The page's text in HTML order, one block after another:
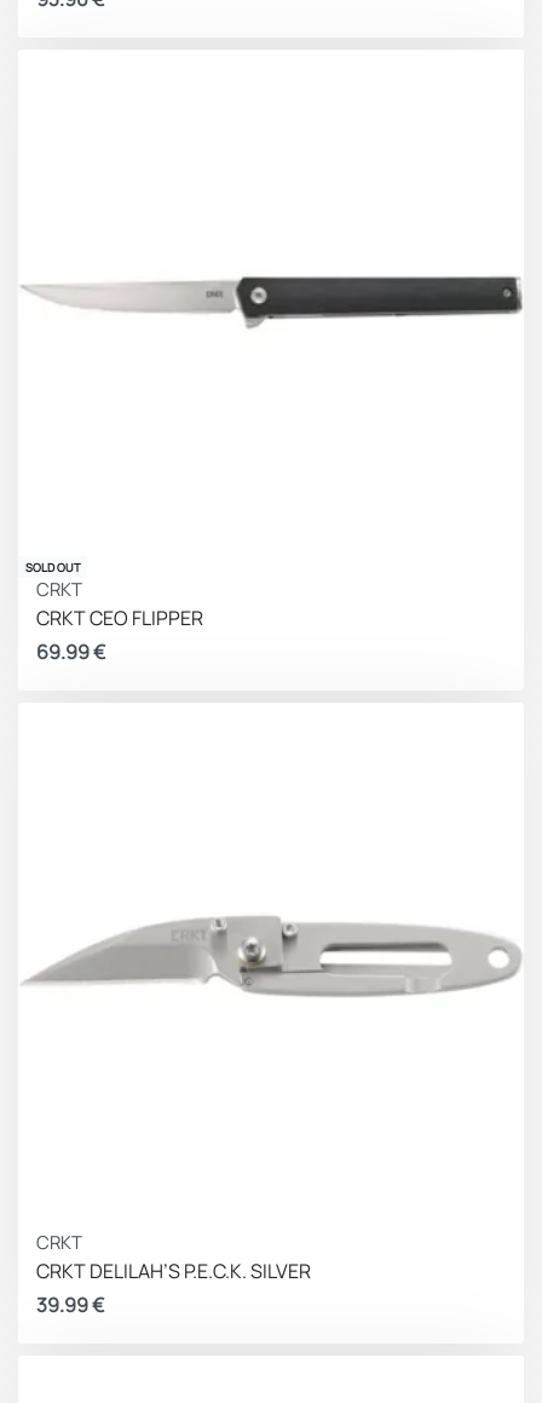
SOLD OUT
CRKT
CRKT CEO FLIPPER
69.99€
CRKT
CRKT DELILAH’S P.E.C.K. SILVER
39.99€